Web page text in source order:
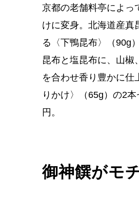
京都の老舗料亭によっ
けに変身。北海道産真
る〈下鴨昆布〉（90g
昆布と塩昆布に、山椒
を合わせ香り豊かに仕
りかけ〉（65g）の2
円。
御神饌がモ